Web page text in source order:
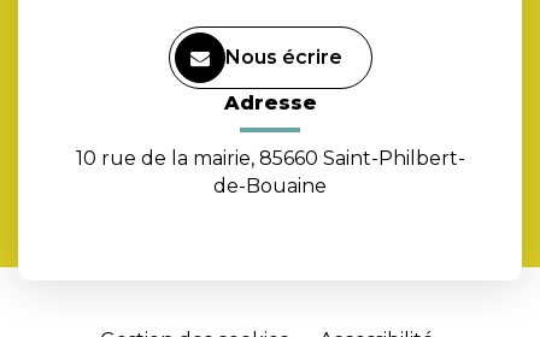
Nous écrire
Adresse
10 rue de la mairie, 85660 Saint-Philbert-
de-Bouaine